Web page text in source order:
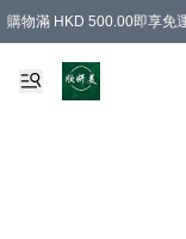
購物滿 HKD 500.00即享免